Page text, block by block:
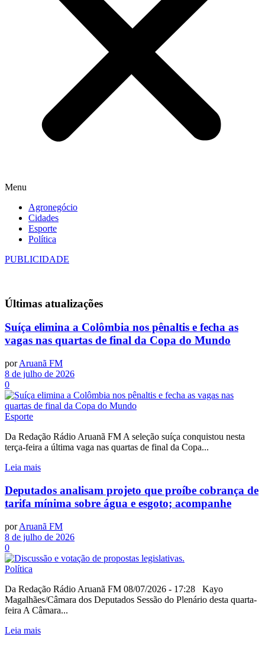
Menu
Agronegócio
Cidades
Esporte
Política
PUBLICIDADE
Últimas atualizações
Suíça elimina a Colômbia nos pênaltis e fecha as
vagas nas quartas de final da Copa do Mundo
por Aruanã FM
8 de julho de 2026
0
Esporte
Da Redação Rádio Aruanã FM A seleção suíça conquistou nesta
terça-feira a última vaga nas quartas de final da Copa...
Leia mais
Deputados analisam projeto que proíbe cobrança de
tarifa mínima sobre água e esgoto; acompanhe
por Aruanã FM
8 de julho de 2026
0
Política
Da Redação Rádio Aruanã FM 08/07/2026 - 17:28 Kayo
Magalhães/Câmara dos Deputados Sessão do Plenário desta quarta-
feira A Câmara...
Leia mais